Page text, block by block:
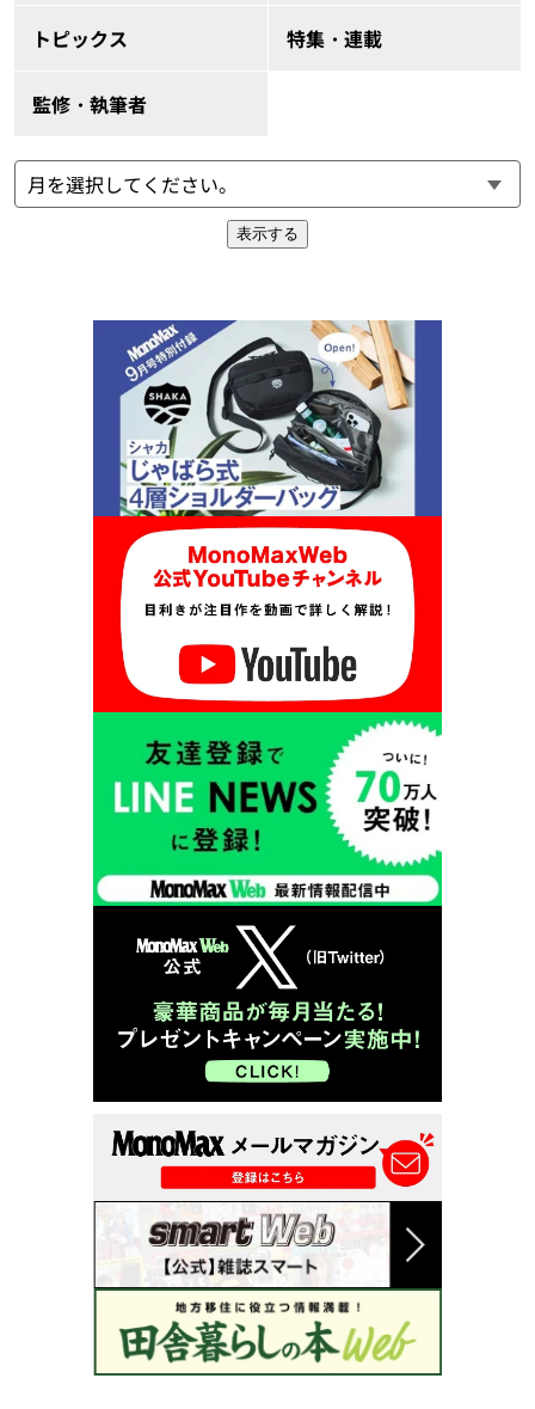
トピックス 特集・連載
監修・執筆者
表示する